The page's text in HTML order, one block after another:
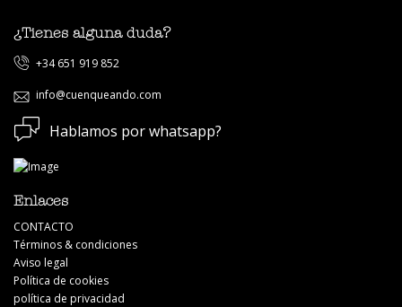
Carmen Manzano
combinar naturaleza ( Casa Encantada) y cultura (
recorrido por Cuenca) es perfecto. - porque el conductor
y el guía son profesionales auténticos, amables y de
buena conversación. - porque el tiempo empleado en el
itinerario es adecuado. ! Enhorabuena!.
¿Tienes alguna duda?
+34 651 919 852
info@cuenqueando.com
Hablamos por whatsapp?
Enlaces
CONTACTO
Términos & condiciones
Aviso legal
Política de cookies
política de privacidad